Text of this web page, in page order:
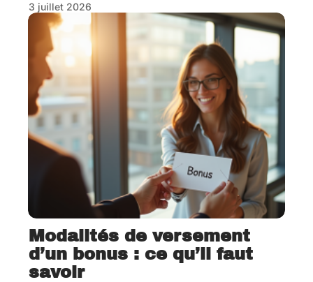
3 juillet 2026
Modalités de versement
d’un bonus : ce qu’il faut
savoir